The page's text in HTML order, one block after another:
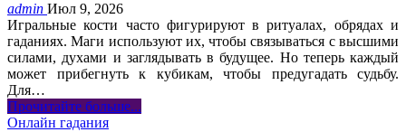
admin Июл 9, 2026
Игральные кости часто фигурируют в ритуалах, обрядах и
гаданиях. Маги используют их, чтобы связываться с высшими
силами, духами и заглядывать в будущее. Но теперь каждый
может прибегнуть к кубикам, чтобы предугадать судьбу.
Для…
Прочитайте больше...
Онлайн гадания